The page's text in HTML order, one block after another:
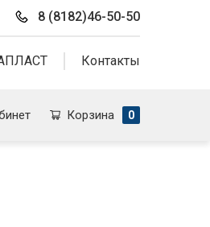
8 (8182)46-50-50
Контакты
Корзина 0